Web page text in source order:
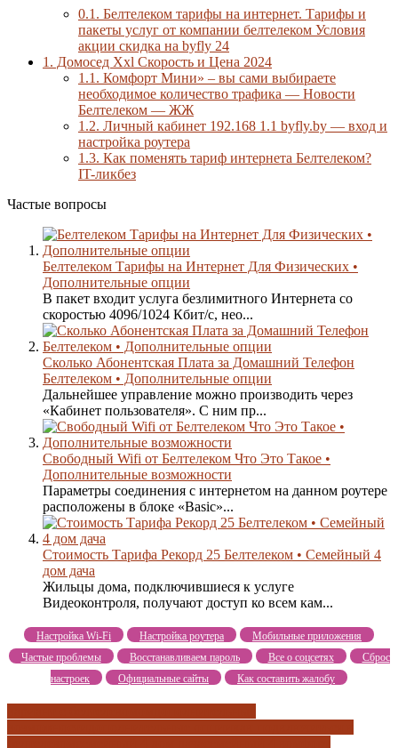
0.1. Белтелеком тарифы на интернет. Тарифы и
пакеты услуг от компании белтелеком Условия
акции скидка на byfly 24
1. Домосед Xxl Скорость и Цена 2024
1.1. Комфорт Мини» – вы сами выбираете
необходимое количество трафика — Новости
Белтелеком — ЖЖ
1.2. Личный кабинет 192.168 1.1 byfly.by — вход и
настройка роутера
1.3. Как поменять тариф интернета Белтелеком?
IT-ликбез
Частые вопросы
Белтелеком Тарифы на Интернет Для Физических •
Дополнительные опции
В пакет входит услуга безлимитного Интернета со
скоростью 4096/1024 Кбит/с, нео...
Сколько Абонентская Плата за Домашний Телефон
Белтелеком • Дополнительные опции
Дальнейшее управление можно производить через
«Кабинет пользователя». С ним пр...
Свободный Wifi от Белтелеком Что Это Такое •
Дополнительные возможности
Параметры соединения с интернетом на данном роутере
расположены в блоке «Basic»...
Стоимость Тарифа Рекорд 25 Белтелеком • Семейный 4
дом дача
Жильцы дома, подключившиеся к услуге
Видеоконтроля, получают доступ ко всем кам...
Настройка Wi-Fi Настройка роутера
Мобильные приложения
Частые проблемы
Восстанавливаем пароль Все о соцсетях
Сброс
настроек
Официальные сайты Как составить жалобу